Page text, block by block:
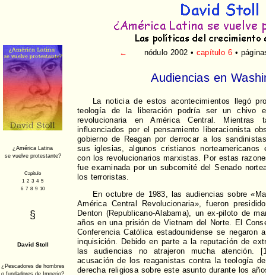
← nódulo 2002 • capítulo 6 •
Audiencias en
La noticia de estos acontecimientos llegó
teología de la liberación podría ser un chivo
revolucionaria en América Central. Mientras
influenciados por el pensamiento liberacionista
gobierno de Reagan por derrocar a los
sus iglesias, algunos cristianos norteamericanos
con los revolucionarios marxistas. Por estas
fue examinada por un subcomité del Senado
los terroristas.
En octubre de 1983, las audiencias sobre
América Central Revolucionaria», fueron
Denton (Republicano-Alabama), un ex-piloto de
años en una prisión de Vietnam del Norte. El
Conferencia Católica estadounidense se negaron
inquisición. Debido en parte a la reputación de
las audiencias no atrajeron mucha atención.
acusación de los reaganistas contra la teología
derecha religiosa sobre este asunto durante los